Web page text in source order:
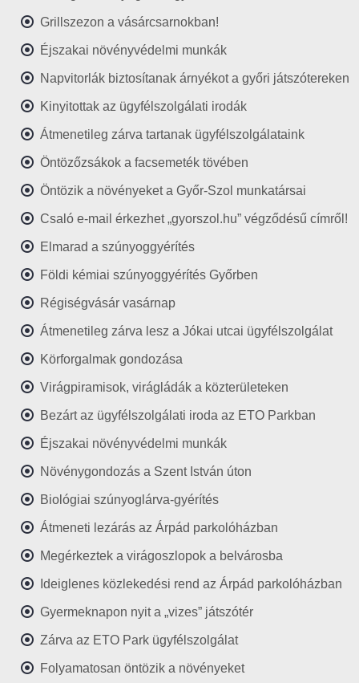
Grillszezon a vásárcsarnokban!
Éjszakai növényvédelmi munkák
Napvitorlák biztosítanak árnyékot a győri játszótereken
Kinyitottak az ügyfélszolgálati irodák
Átmenetileg zárva tartanak ügyfélszolgálataink
Öntözőzsákok a facsemeték tövében
Öntözik a növényeket a Győr-Szol munkatársai
Csaló e-mail érkezhet „gyorszol.hu” végződésű címről!
Elmarad a szúnyoggyérítés
Földi kémiai szúnyoggyérítés Győrben
Régiségvásár vasárnap
Átmenetileg zárva lesz a Jókai utcai ügyfélszolgálat
Körforgalmak gondozása
Virágpiramisok, virágládák a közterületeken
Bezárt az ügyfélszolgálati iroda az ETO Parkban
Éjszakai növényvédelmi munkák
Növénygondozás a Szent István úton
Biológiai szúnyoglárva-gyérítés
Átmeneti lezárás az Árpád parkolóházban
Megérkeztek a virágoszlopok a belvárosba
Ideiglenes közlekedési rend az Árpád parkolóházban
Gyermeknapon nyit a „vizes” játszótér
Zárva az ETO Park ügyfélszolgálat
Folyamatosan öntözik a növényeket